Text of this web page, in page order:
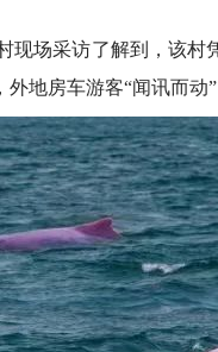
场采访了解到，该村
地房车游客“闻讯而动